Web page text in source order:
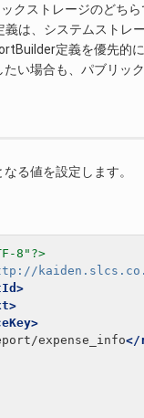
クストレージのどち
は、システムストレ
定義を優先的
い場合も、パブリッ
る値を設定します。
8"?>
expense_info</